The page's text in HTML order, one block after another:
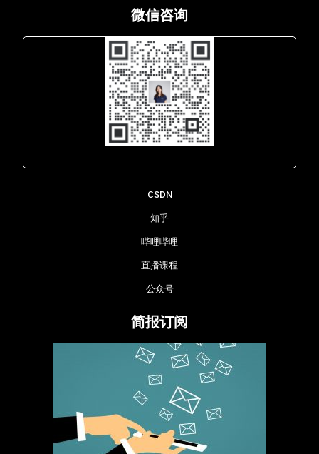
微信咨询
CSDN
知乎
哔哩哔哩
直播课程
公众号
简报订阅